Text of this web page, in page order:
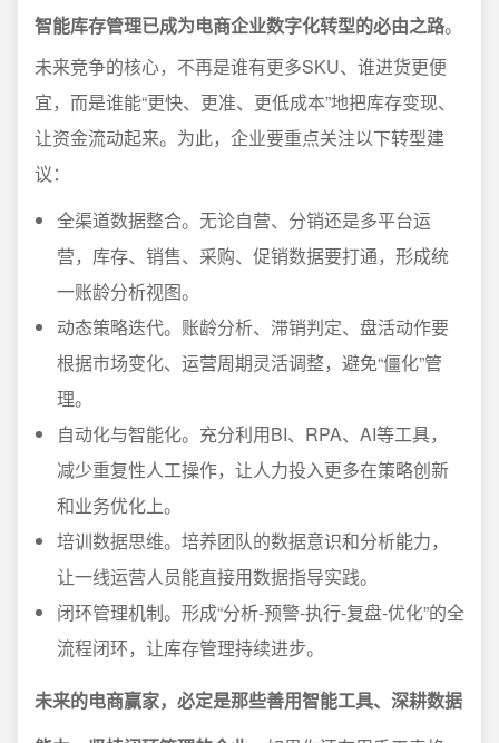
智能库存管理已成为电商企业数字化转型的必由之路。
未来竞争的核心，不再是谁有更多SKU、谁进货更便
宜，而是谁能“更快、更准、更低成本”地把库存变现、
让资金流动起来。为此，企业要重点关注以下转型建
议：
全渠道数据整合。无论自营、分销还是多平台运
营，库存、销售、采购、促销数据要打通，形成统
一账龄分析视图。
动态策略迭代。账龄分析、滞销判定、盘活动作要
根据市场变化、运营周期灵活调整，避免“僵化”管
理。
自动化与智能化。充分利用BI、RPA、AI等工具，
减少重复性人工操作，让人力投入更多在策略创新
和业务优化上。
培训数据思维。培养团队的数据意识和分析能力，
让一线运营人员能直接用数据指导实践。
闭环管理机制。形成“分析-预警-执行-复盘-优化”的全
流程闭环，让库存管理持续进步。
未来的电商赢家，必定是那些善用智能工具、深耕数据